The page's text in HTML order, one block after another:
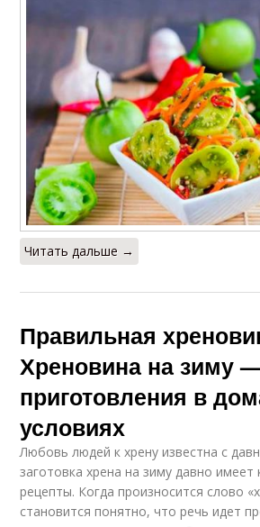
Читать дальше →
Правильная
Хреновина на зиму
приготовления в
условиях
Любовь людей к хрену известна с
заготовка хрена на зиму давно имеет
рецепты. Когда произносится слово
становится понятно, что речь идет